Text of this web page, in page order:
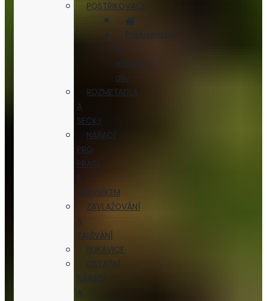
POSTŘIKOVAČE
Příslušenství
a
náhradní
díly
ROZMETADLA
A
SEČKY
NÁŘADÍ
PRO
PRÁCI
S
TRÁVNÍKEM
ZAVLAŽOVÁNÍ
A
ZALÉVÁNÍ
RUKAVICE
OSTATNÍ
NÁŘADÍ
A